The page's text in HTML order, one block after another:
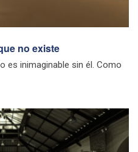
no existe
es inimaginable sin él. Como